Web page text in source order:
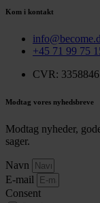
Kom i kontakt
+45 71 99 75
CVR:
Modtag vores nyhedsbreve
Modtag nyheder,
sager.
Navn
E-mail
Consent